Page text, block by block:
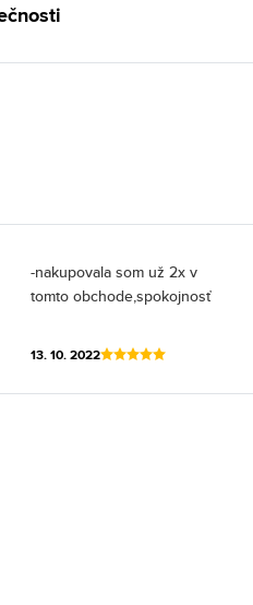
-nakupovala som už 2x v
tomto obchode,spokojnosť
13. 10. 2022